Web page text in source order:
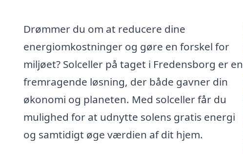
Drømmer du om at reducere dine
energiomkostninger og gøre en forskel for
miljøet? Solceller på taget i Fredensborg er en
fremragende løsning, der både gavner din
økonomi og planeten. Med solceller får du
mulighed for at udnytte solens gratis energi
og samtidigt øge værdien af dit hjem.